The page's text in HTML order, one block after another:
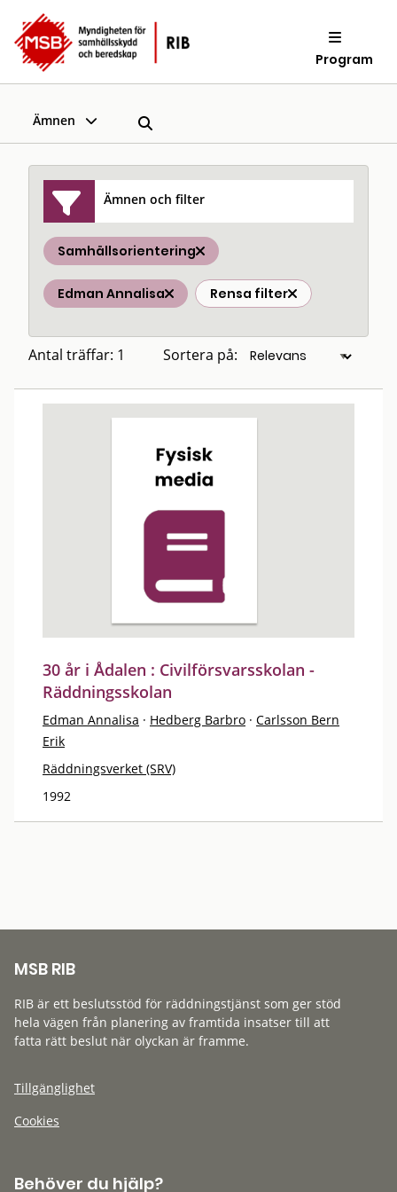
Program
Ämnen
Ämnen och filter
Samhällsorientering
Edman Annalisa Rensa filter
Antal träffar: 1 Sortera på:
30 år i Ådalen : Civilförsvarsskolan -
Räddningsskolan
Edman Annalisa · Hedberg Barbro · Carlsson Bern
Erik
Räddningsverket (SRV)
1992
MSB RIB
RIB är ett beslutsstöd för räddningstjänst som ger stöd
hela vägen från planering av framtida insatser till att
fatta rätt beslut när olyckan är framme.
Tillgänglighet
Cookies
Behöver du hjälp?